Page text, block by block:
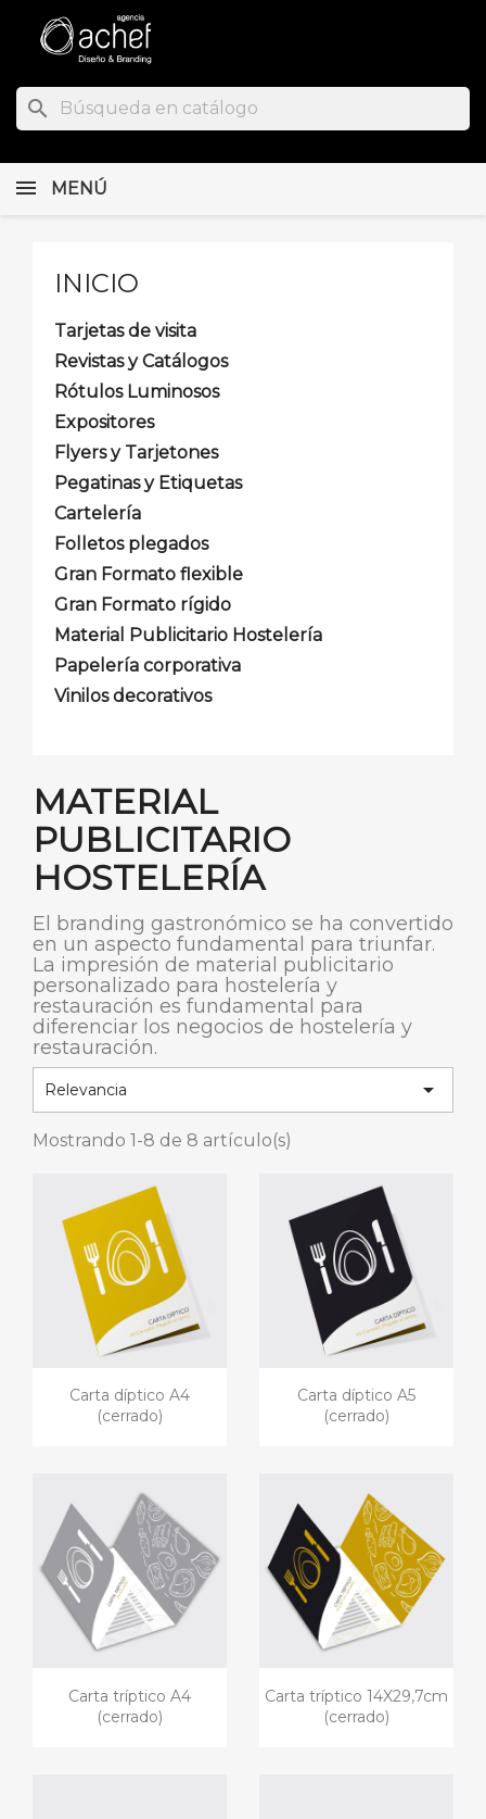
search
MENÚ
INICIO
Tarjetas de visita
Revistas y Catálogos
Rótulos Luminosos
Expositores
Flyers y Tarjetones
Pegatinas y Etiquetas
Cartelería
Folletos plegados
Gran Formato flexible
Gran Formato rígido
Material Publicitario Hostelería
Papelería corporativa
Vinilos decorativos
MATERIAL
PUBLICITARIO
HOSTELERÍA
El branding gastronómico se ha convertido
en un aspecto fundamental para triunfar.
La impresión de material publicitario
personalizado para hostelería y
restauración es fundamental para
diferenciar los negocios de hostelería y
restauración.
Relevancia 
Mostrando 1-8 de 8 artículo(s)
Carta díptico A4
(cerrado)
Carta díptico A5
(cerrado)
Carta tríptico A4
(cerrado)
Carta tríptico 14X29,7cm
(cerrado)